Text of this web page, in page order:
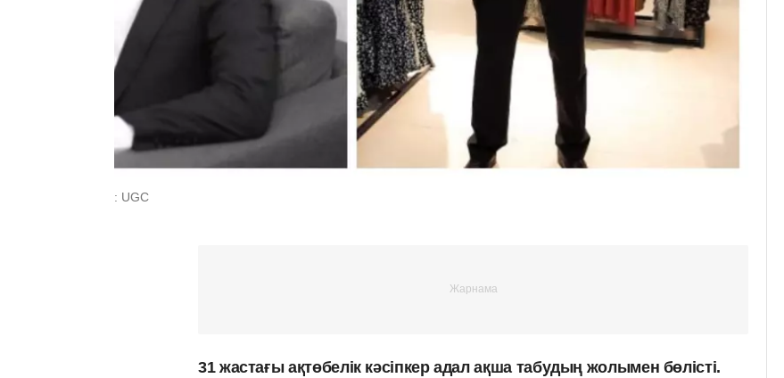
: UGC
31 жастағы ақтөбелік кәсіпкер адал ақша табудың жолымен бөлісті.